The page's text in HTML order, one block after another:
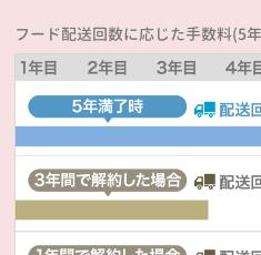
フード配送回数に応じた手数料(5